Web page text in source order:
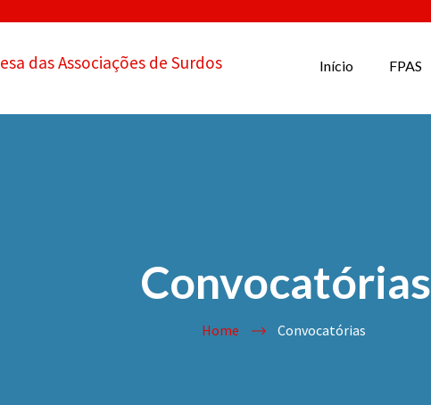
das Associações de Surdos Início FPAS
Convocatórias
Home Convocatórias